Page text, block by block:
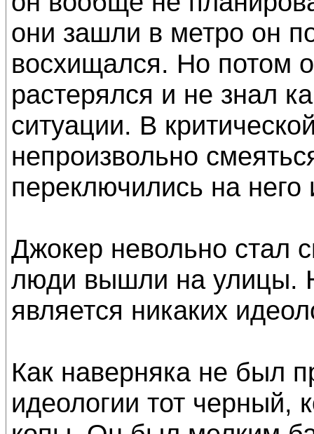
они зашли в метро он
восхищался. Но потом
растерялся и не знал
ситуации. В
непроизвольно
переключились на
Джокер невольно стал
люди вышли на улицы.
является никаких
Как наверняка не был
идеологии тот черный,